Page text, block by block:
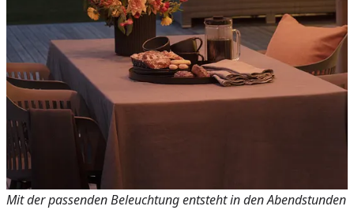
Mit der passenden Beleuchtung entsteht in den Abendstunden